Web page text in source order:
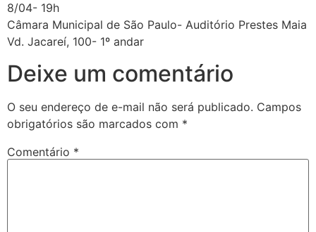
8/04- 19h
Câmara Municipal de São Paulo- Auditório Prestes Maia
Vd. Jacareí, 100- 1º andar
Deixe um comentário
O seu endereço de e-mail não será publicado. Campos
obrigatórios são marcados com *
Comentário *